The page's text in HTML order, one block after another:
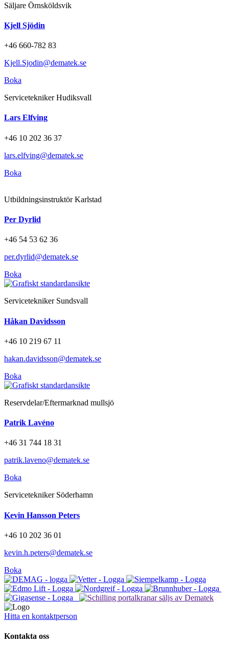
Säljare Örnsköldsvik
Kjell Sjödin
+46 660-782 83
Kjell.Sjodin@dematek.se
Boka
Servicetekniker Hudiksvall
Lars Elfving
+46 10 202 36 37
lars.elfving@dematek.se
Boka
Utbildningsinstruktör Karlstad
Per Dyrlid
+46 54 53 62 36
per.dyrlid@dematek.se
Boka
Servicetekniker Sundsvall
Håkan Davidsson
+46 10 219 67 11
hakan.davidsson@dematek.se
Boka
Reservdelar/Eftermarknad mullsjö
Patrik Lavéno
+46 31 744 18 31
patrik.laveno@dematek.se
Boka
Servicetekniker Söderhamn
Kevin Hansson Peters
+46 10 202 36 01
kevin.h.peters@dematek.se
Boka
Hitta en kontaktperson
Kontakta oss